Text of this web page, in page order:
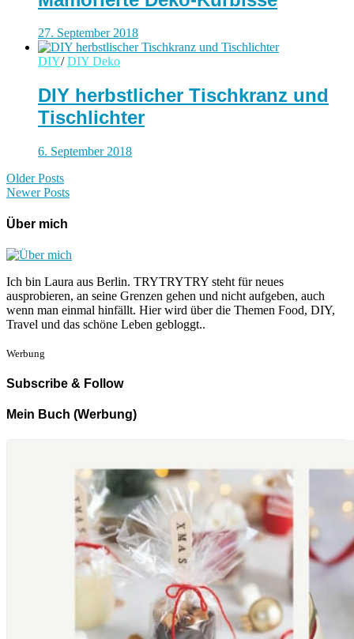
27. September 2018
DIY/ DIY Deko
DIY herbstlicher Tischkranz und
Tischlichter
6. September 2018
Older Posts
Newer Posts
Über mich
Ich bin Laura aus Berlin. TRYTRYTRY steht für neues
ausprobieren, an seine Grenzen gehen und nicht aufgeben, auch
wenn man einmal hinfällt. Hier wird über die Themen Food, DIY,
Travel und das schöne Leben gebloggt..
Werbung
Subscribe & Follow
Mein Buch (Werbung)